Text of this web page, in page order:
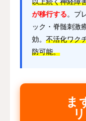
が移行する。プ
ック・脊髄刺激
効。 不活化ワク
防可能。
ま